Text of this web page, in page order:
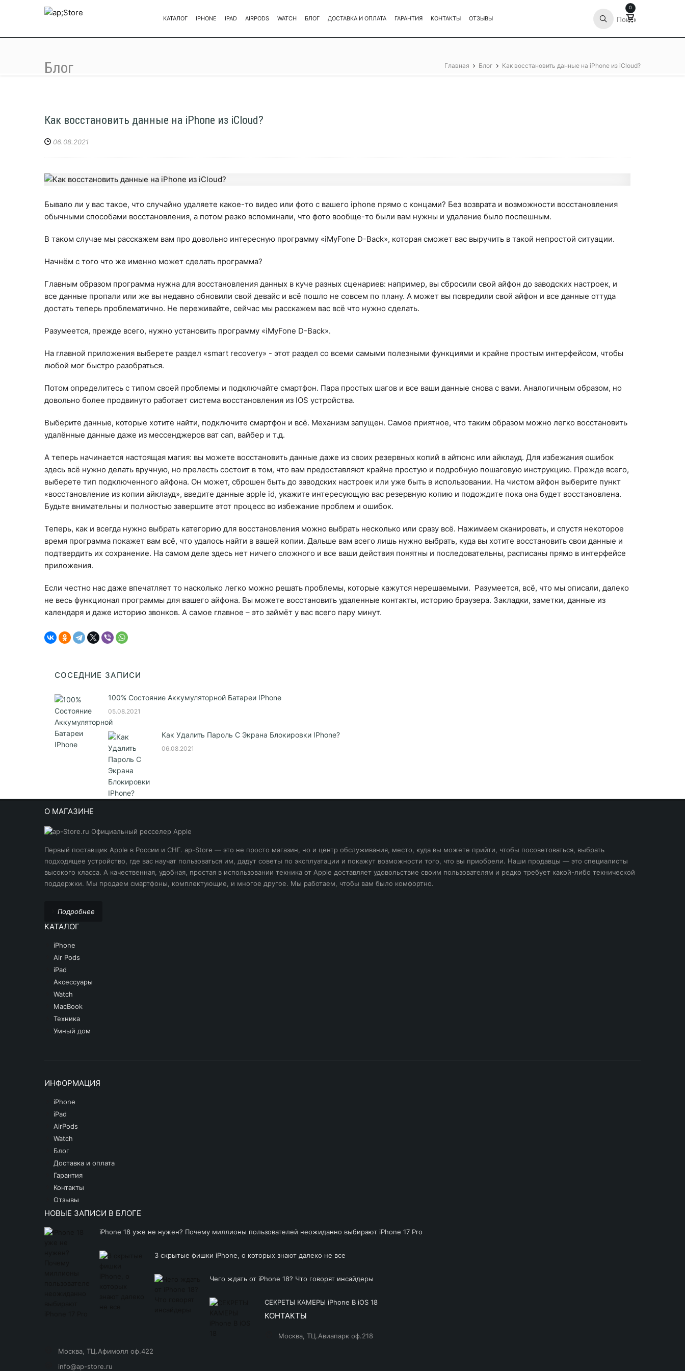
0
КАТАЛОГ IPHONE IPAD AIRPODS WATCH БЛОГ ДОСТАВКА И ОПЛАТА ГАРАНТИЯ КОНТАКТЫ ОТЗЫВЫ
Блог Главная Блог Как восстановить данные на iPhone из iCloud?
Как восстановить данные на iPhone из iCloud?
06.08.2021
Бывало ли у вас такое, что случайно удаляете какое-то видео или фото с вашего iphone прямо с концами? Без возврата и возможности восстановления
обычными способами восстановления, а потом резко вспоминали, что фото вообще-то были вам нужны и удаление было поспешным.
В таком случае мы расскажем вам про довольно интересную программу «iMyFone D-Back», которая сможет вас выручить в такой непростой ситуации.
Начнём с того что же именно может сделать программа?
Главным образом программа нужна для восстановления данных в куче разных сценариев: например, вы сбросили свой айфон до заводских настроек, и
все данные пропали или же вы недавно обновили свой девайс и всё пошло не совсем по плану. А может вы повредили свой айфон и все данные оттуда
достать теперь проблематично. Не переживайте, сейчас мы расскажем вас всё что нужно сделать.
Разумеется, прежде всего, нужно установить программу «iMyFone D-Back».
На главной приложения выберете раздел «smart recovery» - этот раздел со всеми самыми полезными функциями и крайне простым интерфейсом, чтобы
любой мог быстро разобраться.
Потом определитесь с типом своей проблемы и подключайте смартфон. Пара простых шагов и все ваши данные снова с вами. Аналогичным образом, но
довольно более продвинуто работает система восстановления из IOS устройства.
Выберите данные, которые хотите найти, подключите смартфон и всё. Механизм запущен. Самое приятное, что таким образом можно легко восстановить
удалённые данные даже из мессенджеров ват сап, вайбер и т.д.
А теперь начинается настоящая магия: вы можете восстановить данные даже из своих резервных копий в айтюнс или айклауд. Для избежания ошибок
здесь всё нужно делать вручную, но прелесть состоит в том, что вам предоставляют крайне простую и подробную пошаговую инструкцию. Прежде всего,
выберете тип подключенного айфона. Он может, сброшен быть до заводских настроек или уже быть в использовании. На чистом айфон выберите пункт
«восстановление из копии айклауд», введите данные apple id, укажите интересующую вас резервную копию и подождите пока она будет восстановлена.
Будьте внимательны и полностью завершите этот процесс во избежание проблем и ошибок.
Теперь, как и всегда нужно выбрать категорию для восстановления можно выбрать несколько или сразу всё. Нажимаем сканировать, и спустя некоторое
время программа покажет вам всё, что удалось найти в вашей копии. Дальше вам всего лишь нужно выбрать, куда вы хотите восстановить свои данные и
подтвердить их сохранение. На самом деле здесь нет ничего сложного и все ваши действия понятны и последовательны, расписаны прямо в интерфейсе
приложения.
Если честно нас даже впечатляет то насколько легко можно решать проблемы, которые кажутся нерешаемыми. Разумеется, всё, что мы описали, далеко
не весь функционал программы для вашего айфона. Вы можете восстановить удаленные контакты, историю браузера. Закладки, заметки, данные из
календаря и даже историю звонков. А самое главное – это займёт у вас всего пару минут.
СОСЕДНИЕ ЗАПИСИ
100% Состояние Аккумуляторной Батареи IPhone
05.08.2021
Как Удалить Пароль С Экрана Блокировки IPhone?
06.08.2021
О МАГАЗИНЕ
Первый поставщик Apple в России и СНГ. ap-Store — это не просто магазин, но и центр обслуживания, место, куда вы можете прийти, чтобы посоветоваться, выбрать
подходящее устройство, где вас научат пользоваться им, дадут советы по эксплуатации и покажут возможности того, что вы приобрели. Наши продавцы — это специалисты
высокого класса. А качественная, удобная, простая в использовании техника от Apple доставляет удовольствие своим пользователям и редко требует какой-либо технической
поддержки. Мы продаем смартфоны, комплектующие, и многое другое. Мы работаем, чтобы вам было комфортно.
Подробнее
КАТАЛОГ
iPhone
Air Pods
iPad
Аксессуары
Watch
MacBook
Техника
Умный дом
ИНФОРМАЦИЯ
iPhone
iPad
AirPods
Watch
Блог
Доставка и оплата
Гарантия
Контакты
Отзывы
НОВЫЕ ЗАПИСИ В БЛОГЕ
iPhone 18 уже не нужен? Почему миллионы пользователей неожиданно выбирают iPhone 17 Pro
3 скрытые фишки iPhone, о которых знают далеко не все
Чего ждать от iPhone 18? Что говорят инсайдеры
СЕКРЕТЫ КАМЕРЫ iPhone В iOS 18
КОНТАКТЫ
Москва, ТЦ.Авиапарк оф.218
Москва, ТЦ.Афимолл оф.422
info@ap-store.ru